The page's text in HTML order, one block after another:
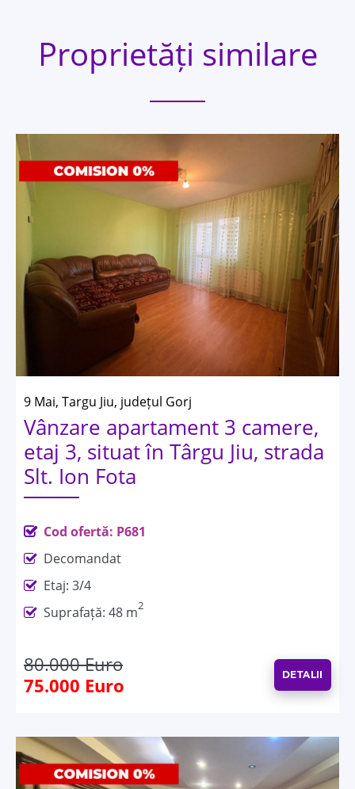
Proprietăți similare
9 Mai, Targu Jiu, județul Gorj
Vânzare apartament 3 camere,
etaj 3, situat în Târgu Jiu, strada
Slt. Ion Fota
Cod ofertă: P681
Decomandat
Etaj: 3/4
Suprafață: 48 m2
80.000 Euro
75.000 Euro
DETALII